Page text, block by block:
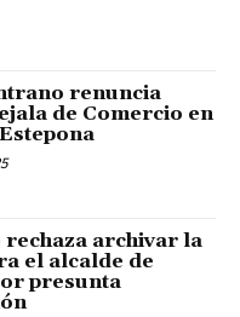
renuncia
de Comercio en
rechaza archivar la
el alcalde de
presunta